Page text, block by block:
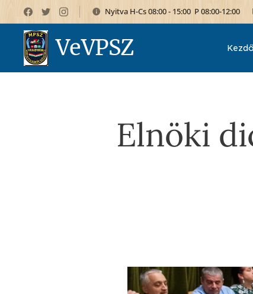
Nyitva H-Cs 08:00 - 15:00 P 08:00-12:00
VeVPSZ
Elnöki